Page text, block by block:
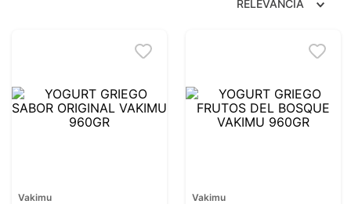
7.
glicinato magnesio
magnesio
RELEVANCIA
Vakimu Vakimu